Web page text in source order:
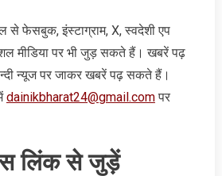
से फेसबुक, इंस्‍टाग्राम, X, स्‍वदेशी एप
मीडिया पर भी जुड़ सकते हैं। खबरें पढ़
न्‍यूज पर जाकर खबरें पढ़ सकते हैं।
dainikbharat24@gmail.comपर
लिंक से जुड़ें